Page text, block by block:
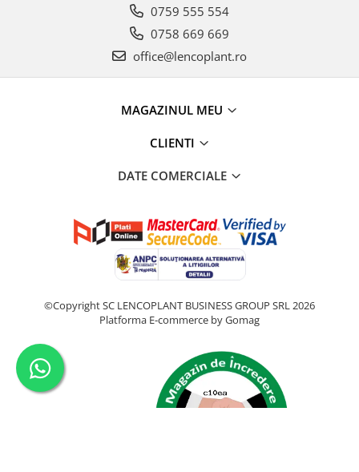
0759 555 554
0758 669 669
office@lencoplant.ro
MAGAZINUL MEU
CLIENTI
DATE COMERCIALE
©Copyright SC LENCOPLANT BUSINESS GROUP SRL 2026
Platforma E-commerce by Gomag